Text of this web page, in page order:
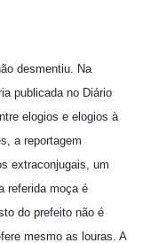
desmentiu. Na
publicada no Diário
elogios e elogios à
a reportagem
extraconjugais, um
referida moça é
do prefeito não é
mesmo as louras. A